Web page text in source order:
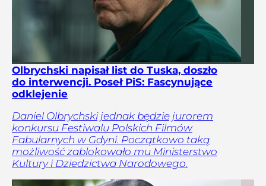
Olbrychski napisał list do Tuska, doszło
do interwencji. Poseł PiS: Fascynujące
odklejenie
Daniel Olbrychski jednak będzie jurorem
konkursu Festiwalu Polskich Filmów
Fabularnych w Gdyni. Początkowo taką
możliwość zablokowało mu Ministerstwo
Kultury i Dziedzictwa Narodowego.